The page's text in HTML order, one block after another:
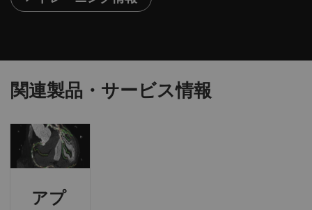
関連製品・サービス情報
アプ